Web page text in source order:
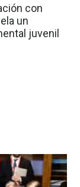
con
un
juvenil